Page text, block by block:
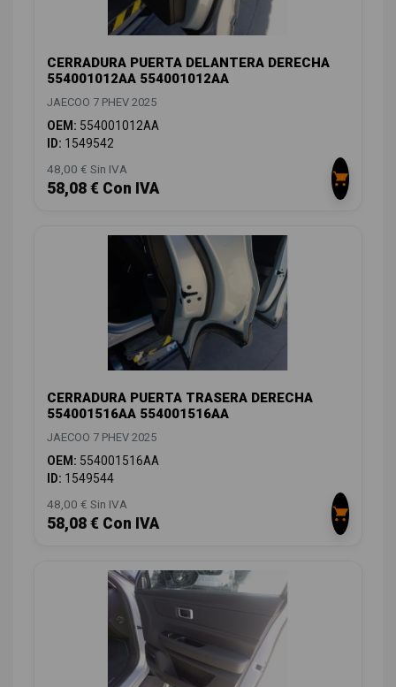
CERRADURA PUERTA DELANTERA DERECHA
554001012AA 554001012AA
JAECOO 7 PHEV 2025
OEM: 554001012AA
ID: 1549542
48,00 € Sin IVA
58,08 € Con IVA
CERRADURA PUERTA TRASERA DERECHA
554001516AA 554001516AA
JAECOO 7 PHEV 2025
OEM: 554001516AA
ID: 1549544
48,00 € Sin IVA
58,08 € Con IVA